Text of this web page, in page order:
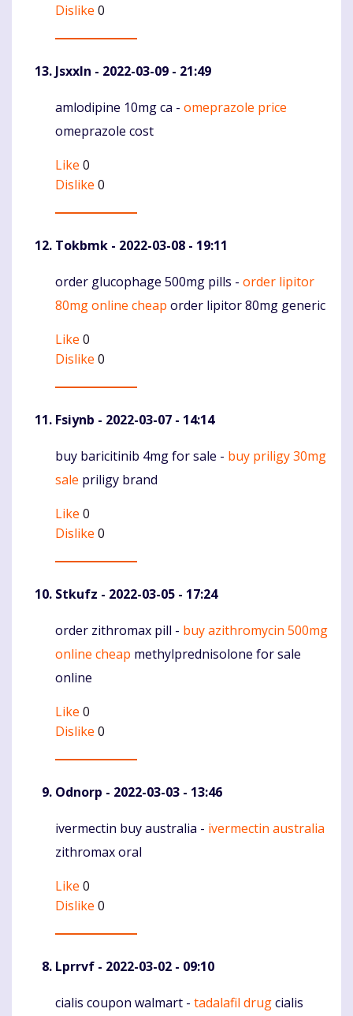
Dislike 0
Jsxxln - 2022-03-09 - 21:49
Komentaras
amlodipine 10mg ca - omeprazole price
omeprazole cost
Like 0
Dislike 0
Tokbmk - 2022-03-08 - 19:11
Komentaras
order glucophage 500mg pills - order lipitor
80mg online cheap order lipitor 80mg generic
Like 0
Dislike 0
Fsiynb - 2022-03-07 - 14:14
Komentaras
buy baricitinib 4mg for sale - buy priligy 30mg
sale priligy brand
Like 0
Dislike 0
Stkufz - 2022-03-05 - 17:24
Komentaras
order zithromax pill - buy azithromycin 500mg
online cheap methylprednisolone for sale
online
Like 0
Dislike 0
Odnorp - 2022-03-03 - 13:46
Komentaras
ivermectin buy australia - ivermectin australia
zithromax oral
Like 0
Dislike 0
Lprrvf - 2022-03-02 - 09:10
Komentaras
cialis coupon walmart - tadalafil drugcialis